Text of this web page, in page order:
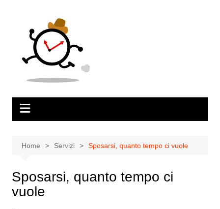
contenuto
Home Servizi Sposarsi, quanto tempo ci vuole
Sposarsi, quanto tempo ci
vuole